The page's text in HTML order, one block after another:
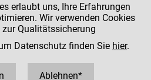
erlaubt uns, Ihre Erfahrungen
Wir verwenden Cookies
Qualitätssicherung
Datenschutz finden Sie hier.
Ablehnen*